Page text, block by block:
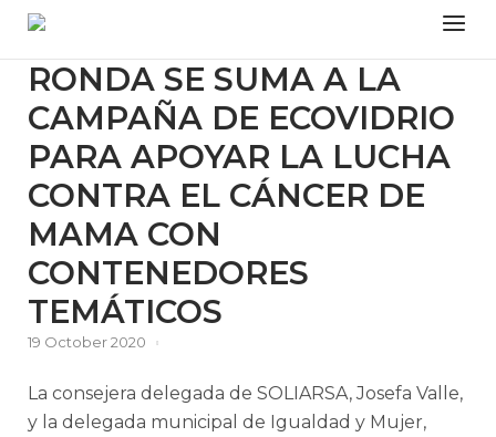
Skip
content
Menu
RONDA SE SUMA A LA
CAMPAÑA DE ECOVIDRIO
PARA APOYAR LA LUCHA
CONTRA EL CÁNCER DE
MAMA CON
CONTENEDORES
TEMÁTICOS
19 October 2020
La consejera delegada de SOLIARSA, Josefa Valle,
y la delegada municipal de Igualdad y Mujer,